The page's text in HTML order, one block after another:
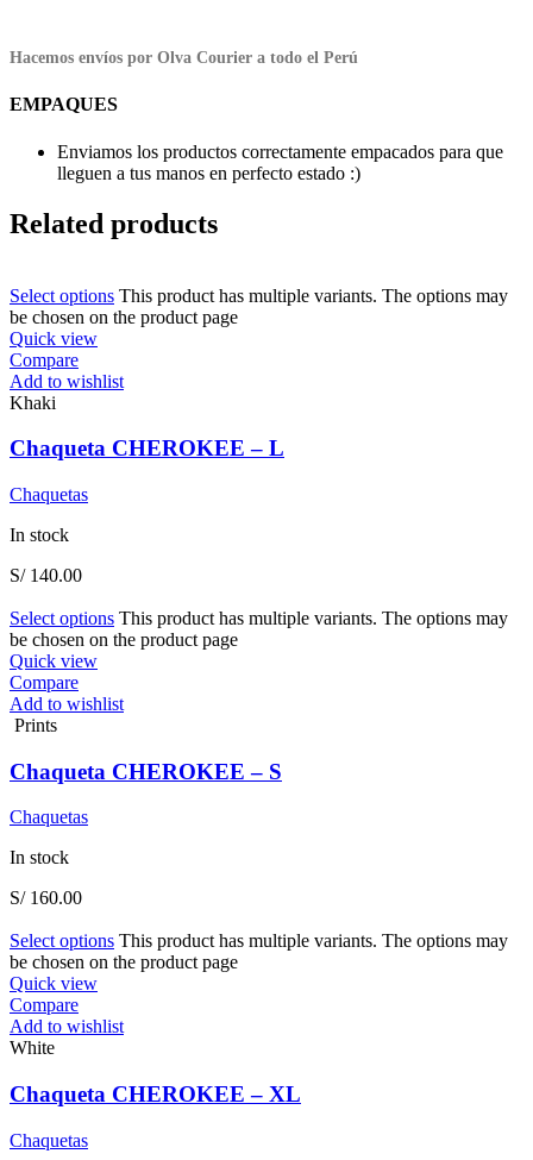
Hacemos envíos por Olva Courier a todo el Perú
EMPAQUES
Enviamos los productos correctamente empacados para que
lleguen a tus manos en perfecto estado :)
Related products
Select options This product has multiple variants. The options may
be chosen on the product page
Quick view
Compare
Add to wishlist
Khaki
Chaqueta CHEROKEE – L
Chaquetas
In stock
S/140.00
Select options This product has multiple variants. The options may
be chosen on the product page
Quick view
Compare
Add to wishlist
Prints
Chaqueta CHEROKEE – S
Chaquetas
In stock
S/160.00
Select options This product has multiple variants. The options may
be chosen on the product page
Quick view
Compare
Add to wishlist
White
Chaqueta CHEROKEE – XL
Chaquetas